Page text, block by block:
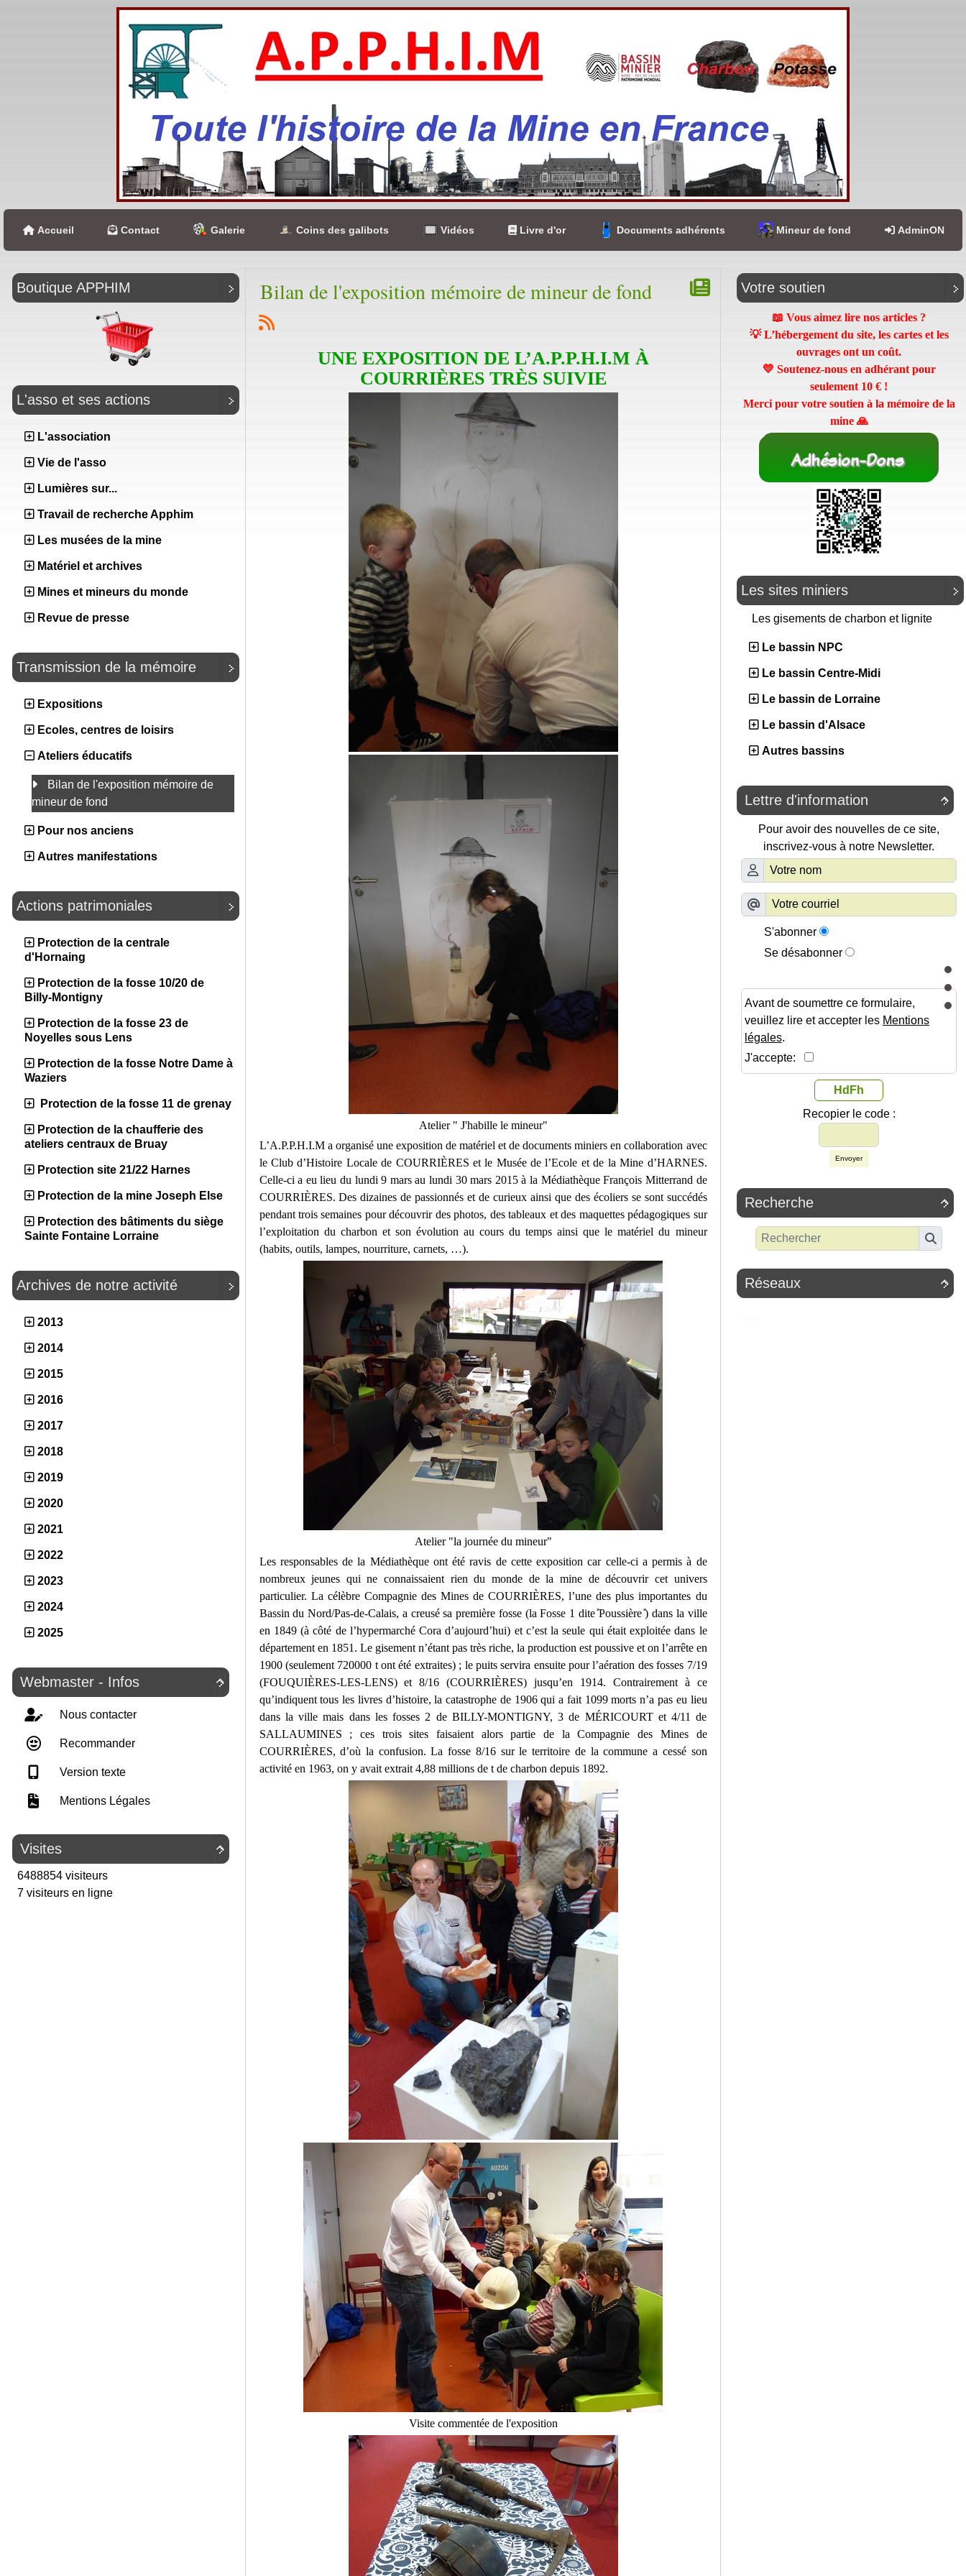
Accueil Contact Galerie Coins des galibots Vidéos Livre d'or Documents adhérents Mineur de fond AdminON
Boutique APPHIM
L'asso et ses actions
L'association
Vie de l'asso
Lumières sur...
Travail de recherche Apphim
Les musées de la mine
Matériel et archives
Mines et mineurs du monde
Revue de presse
Transmission de la mémoire
Expositions
Ecoles, centres de loisirs
Ateliers éducatifs
Bilan de l'exposition mémoire de
mineur de fond
Pour nos anciens
Autres manifestations
Actions patrimoniales
Protection de la centrale
d'Hornaing
Protection de la fosse 10/20 de
Billy-Montigny
Protection de la fosse 23 de
Noyelles sous Lens
Protection de la fosse Notre Dame à
Waziers
Protection de la fosse 11 de grenay
Protection de la chaufferie des
ateliers centraux de Bruay
Protection site 21/22 Harnes
Protection de la mine Joseph Else
Protection des bâtiments du siège
Sainte Fontaine Lorraine
Archives de notre activité
2013
2014
2015
2016
2017
2018
2019
2020
2021
2022
2023
2024
2025

Webmaster - Infos
Nous contacter
Recommander
Version texte
Mentions Légales

Visites
6488854 visiteurs
7 visiteurs en ligne
Bilan de l'exposition mémoire de mineur de fond
UNE EXPOSITION DE L’A.P.P.H.I.M À
COURRIÈRES TRÈS SUIVIE
Atelier " J'habille le mineur"
L’A.P.P.H.I.M a organisé une exposition de matériel et de documents miniers en collaboration avec
le Club d’Histoire Locale de COURRIÈRES et le Musée de l’Ecole et de la Mine d’HARNES.
Celle-ci a eu lieu du lundi 9 mars au lundi 30 mars 2015 à la Médiathèque François Mitterrand de
COURRIÈRES. Des dizaines de passionnés et de curieux ainsi que des écoliers se sont succédés
pendant trois semaines pour découvrir des photos, des tableaux et des maquettes pédagogiques sur
l’exploitation du charbon et son évolution au cours du temps ainsi que le matériel du mineur
(habits, outils, lampes, nourriture, carnets, …).
Atelier "la journée du mineur"
Les responsables de la Médiathèque ont été ravis de cette exposition car celle-ci a permis à de
nombreux jeunes qui ne connaissaient rien du monde de la mine de découvrir cet univers
particulier. La célèbre Compagnie des Mines de COURRIÈRES, l’une des plus importantes du
Bassin du Nord/Pas-de-Calais, a creusé sa première fosse (la Fosse 1 dite ̎Poussière ̎) dans la ville
en 1849 (à côté de l’hypermarché Cora d’aujourd’hui) et c’est la seule qui était exploitée dans le
département en 1851. Le gisement n’étant pas très riche, la production est poussive et on l’arrête en
1900 (seulement 720000 t ont été extraites) ; le puits servira ensuite pour l’aération des fosses 7/19
(FOUQUIÈRES-LES-LENS) et 8/16 (COURRIÈRES) jusqu’en 1914. Contrairement à ce
qu’indiquent tous les livres d’histoire, la catastrophe de 1906 qui a fait 1099 morts n’a pas eu lieu
dans la ville mais dans les fosses 2 de BILLY-MONTIGNY, 3 de MÉRICOURT et 4/11 de
SALLAUMINES ; ces trois sites faisaient alors partie de la Compagnie des Mines de
COURRIÈRES, d’où la confusion. La fosse 8/16 sur le territoire de la commune a cessé son
activité en 1963, on y avait extrait 4,88 millions de t de charbon depuis 1892.
Visite commentée de l'exposition
Votre soutien
📖 Vous aimez lire nos articles ?
💡 L’hébergement du site, les cartes et les
ouvrages ont un coût.
💛 Soutenez-nous en adhérant pour
seulement 10 € !
Merci pour votre soutien à la mémoire de la
mine 🙏
Les sites miniers
Les gisements de charbon et lignite
Le bassin NPC
Le bassin Centre-Midi
Le bassin de Lorraine
Le bassin d'Alsace
Autres bassins

Lettre d'information
Pour avoir des nouvelles de ce site,
inscrivez-vous à notre Newsletter.
S'abonner
Se désabonner
Avant de soumettre ce formulaire,
veuillez lire et accepter les Mentions
légales.
J'accepte:
HdFh
Recopier le code :
Envoyer

Recherche

Réseaux